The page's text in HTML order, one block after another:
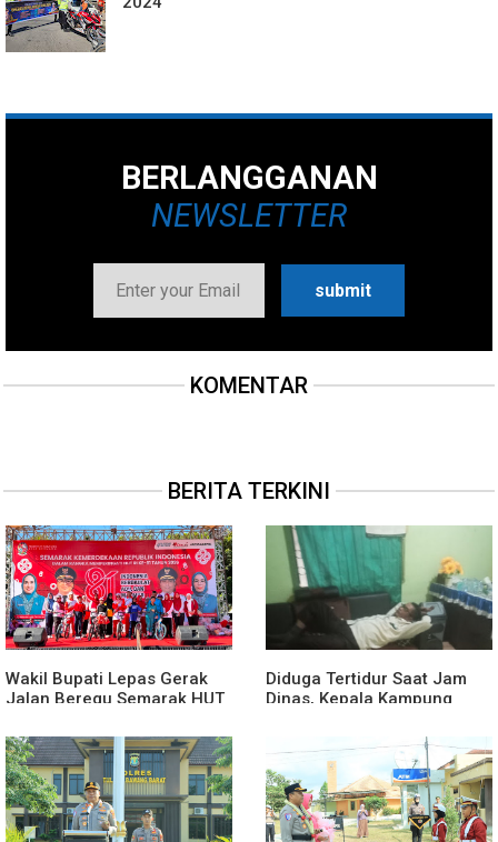
BERLANGGANAN
NEWSLETTER
KOMENTAR
BERITA TERKINI
Wakil Bupati Lepas Gerak
Jalan Beregu Semarak HUT
Diduga Tertidur Saat Jam
Dinas, Kepala Kampung